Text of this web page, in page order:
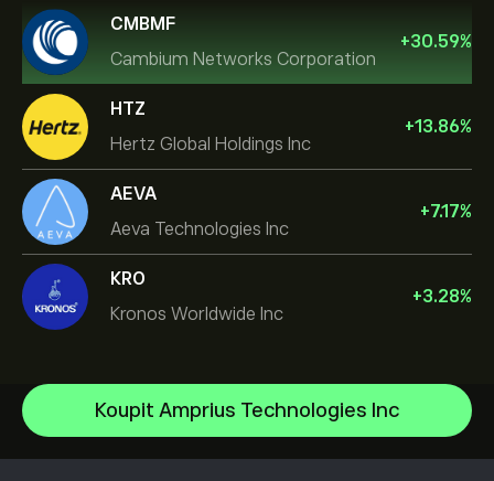
CMBMF
Cambium Networks Corporation
+30.59%
HTZ
Hertz Global Holdings Inc
+13.86%
AEVA
Aeva Technologies Inc
+7.17%
KRO
Kronos Worldwide Inc
+3.28%
Koupit Amprius Technologies Inc
NVIDIA Corporation
Amazon.com Inc